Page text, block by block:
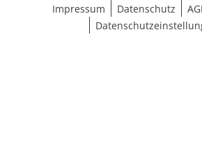
Impressum
Datenschutz